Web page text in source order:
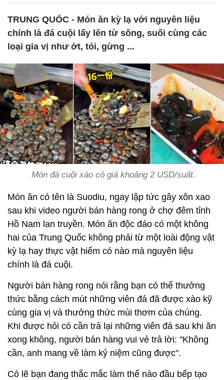
TRUNG QUỐC - Món ăn kỳ lạ với nguyên liệu
chính là đá cuội lấy lên từ sông, suối cùng các
loại gia vị như ớt, tỏi, gừng ...
Món đá cuội xào có giá khoảng 2 USD/suất.
Món ăn có tên là Suodiu, ngay lập tức gây xôn xao
sau khi video người bán hàng rong ở chợ đêm tỉnh
Hồ Nam lan truyền. Món ăn độc đáo có một không
hai của Trung Quốc không phải từ một loài động vật
kỳ lạ hay thực vật hiếm có nào mà nguyên liệu
chính là đá cuội.
Người bán hàng rong nói rằng bạn có thể thưởng
thức bằng cách mút những viên đá đã được xào kỹ
cùng gia vị và thưởng thức mùi thơm của chúng.
Khi được hỏi có cần trả lại những viên đá sau khi ăn
xong không, người bán hàng vui vẻ trả lời: "Không
cần, anh mang về làm kỷ niệm cũng được".
Có lẽ bạn đang thắc mắc làm thế nào đầu bếp tạo